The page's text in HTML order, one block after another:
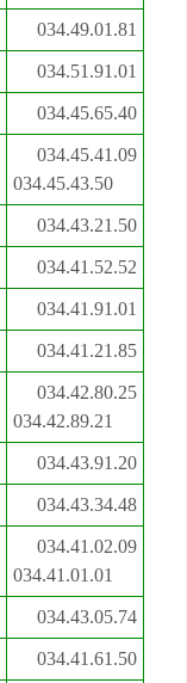
034.49.01.81
034.51.91.01
034.45.65.40
034.45.41.09
034.45.43.50
034.43.21.50
034.41.52.52
034.41.91.01
034.41.21.85
034.42.80.25
034.42.89.21
034.43.91.20
034.43.34.48
034.41.02.09
034.41.01.01
034.43.05.74
034.41.61.50